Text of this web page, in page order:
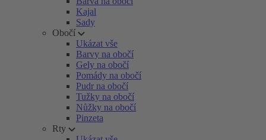
Kajal
Sady
Obočí
Ukázat vše
Barvy na obočí
Gely na obočí
Pomády na obočí
Pudr na obočí
Tužky na obočí
Nůžky na obočí
Pinzeta
Rty